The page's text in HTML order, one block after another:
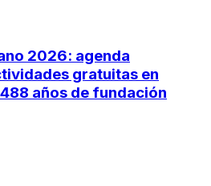
2026: agenda
gratuitas en
años de fundación